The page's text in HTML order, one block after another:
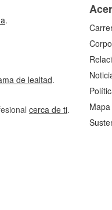
.
de lealtad.
cerca de ti.